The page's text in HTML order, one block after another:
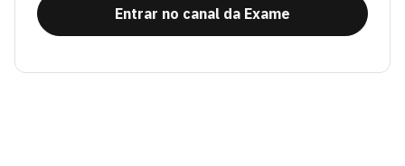
Entrar no canal da Exame